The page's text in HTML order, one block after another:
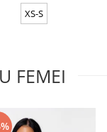
XS-S
FEMEI